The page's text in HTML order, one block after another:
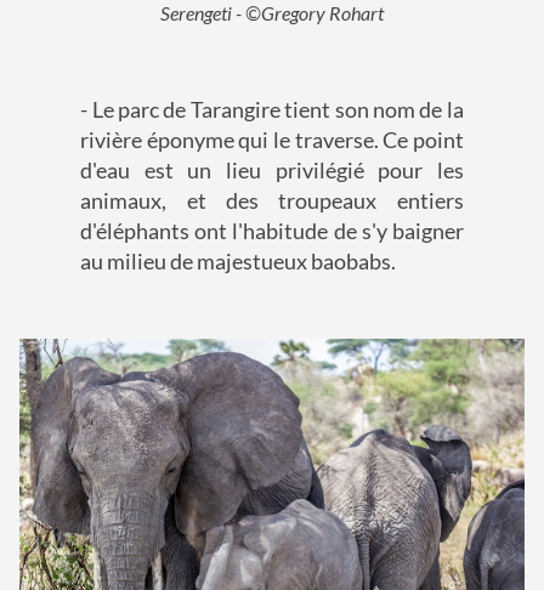
Serengeti - ©Gregory Rohart
- Le parc de Tarangire tient son nom de la
rivière éponyme qui le traverse. Ce point
d'eau est un lieu privilégié pour les
animaux, et des troupeaux entiers
d'éléphants ont l'habitude de s'y baigner
au milieu de majestueux baobabs.